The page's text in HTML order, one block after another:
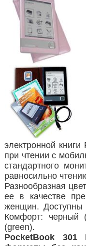
электронной
при чтении с
стандартного
равносильно
Разнообразная
ее в качестве
женщин. Доступны
Комфорт: черный
(green).
PocketBook 301